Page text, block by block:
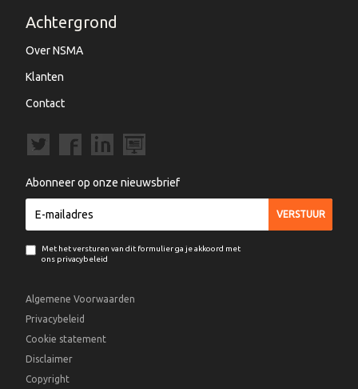
Achtergrond
Over NSMA
Klanten
Contact
Abonneer op onze nieuwsbrief
Met het versturen van dit formulier ga je akkoord met
ons privacybeleid
Algemene Voorwaarden
Privacybeleid
Cookie statement
Disclaimer
Copyright